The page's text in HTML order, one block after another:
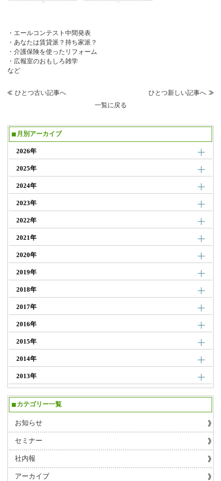
・エールコンテスト中間発表
・あなたは賃貸派？持ち家派？
・介護保険を使ったリフォーム
・広報室のおもしろ雑学
など
ひとつ古い記事へ
一覧に戻る
ひとつ新しい記事へ
月別アーカイブ
2026年
2025年
2024年
2023年
2022年
2021年
2020年
2019年
2018年
2017年
2016年
2015年
2014年
2013年
カテゴリー一覧
お知らせ
セミナー
社内報
アーカイブ